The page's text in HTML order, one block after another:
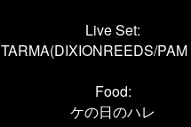
Live Set:
TARMA(DIXIONREEDS/PAM
Food:
ケの日のハレ